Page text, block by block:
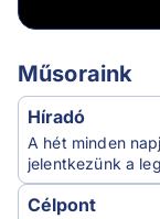
Műsoraink
Híradó
A hét minden
jelentkezünk a
Célpont